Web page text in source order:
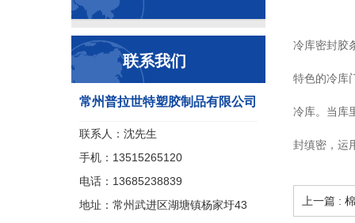
联系我们
常州普拉世特塑胶制品有限公司
联系人：沈先生
手机：13515265120
电话：13685238839
地址：常州武进区湖塘镇杨家圩43
冷库密封胶
特色的冷库
冷库。当库
封缜密，运
上一篇 :